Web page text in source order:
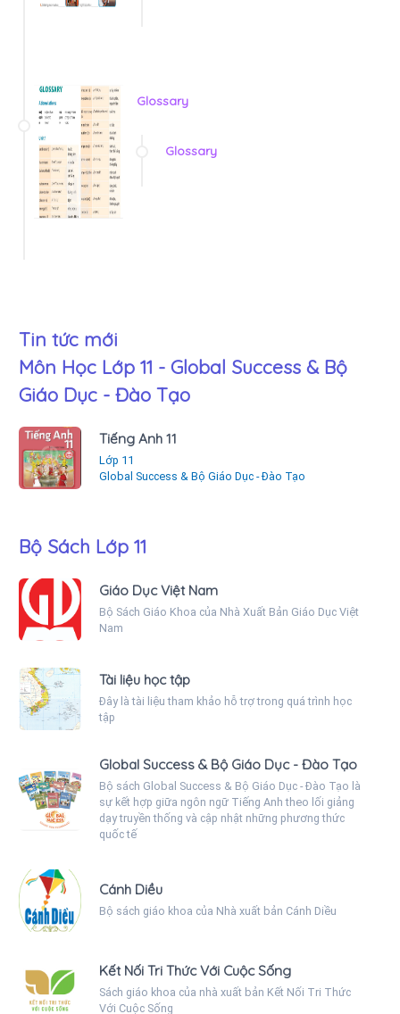
Glossary
Glossary
Tin tức mới
Môn Học Lớp 11 - Global Success & Bộ
Giáo Dục - Đào Tạo
Tiếng Anh 11
Lớp 11
Global Success & Bộ Giáo Dục - Đào Tạo
Bộ Sách Lớp 11
Giáo Dục Việt Nam
Bộ Sách Giáo Khoa của Nhà Xuất Bản Giáo Dục Việt
Nam
Tài liệu học tập
Đây là tài liệu tham khảo hỗ trợ trong quá trình học
tập
Global Success & Bộ Giáo Dục - Đào Tạo
Bộ sách Global Success & Bộ Giáo Dục - Đào Tạo là
sự kết hợp giữa ngôn ngữ Tiếng Anh theo lối giảng
dạy truyền thống và cập nhật những phương thức
quốc tế
Cánh Diều
Bộ sách giáo khoa của Nhà xuất bản Cánh Diều
Kết Nối Tri Thức Với Cuộc Sống
Sách giáo khoa của nhà xuất bản Kết Nối Tri Thức
Với Cuộc Sống